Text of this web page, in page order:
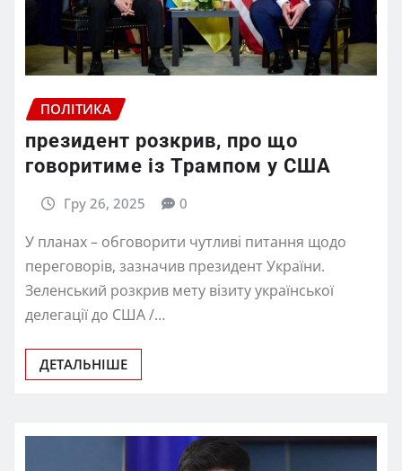
ПОЛІТИКА
президент розкрив, про що
говоритиме із Трампом у США
Гру 26, 2025 0
У планах – обговорити чутливі питання щодо
переговорів, зазначив президент України.
Зеленський розкрив мету візиту української
делегації до США /…
ДЕТАЛЬНІШЕ